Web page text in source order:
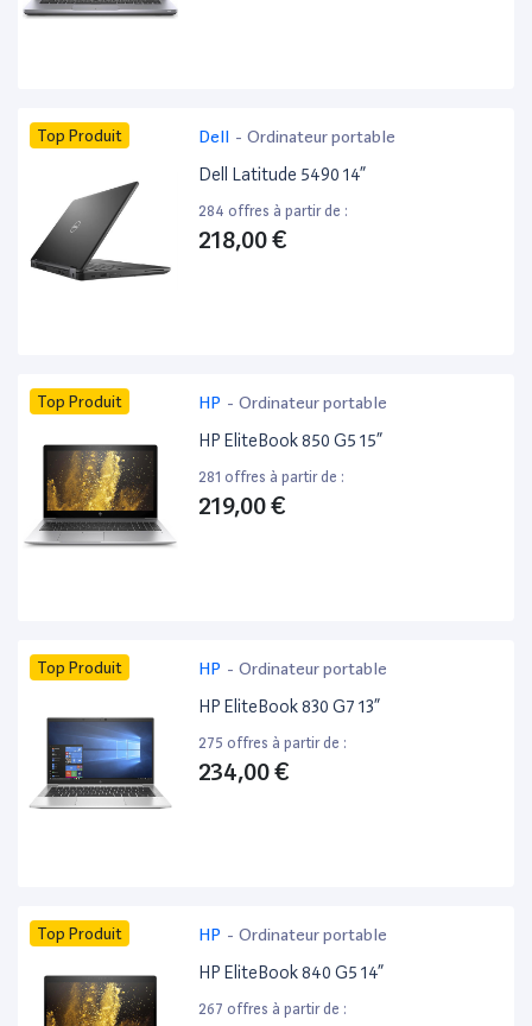
Top Produit Dell - Ordinateur portable
Dell Latitude 5490 14”
284 offres à partir de :
218,00 €
Top Produit HP - Ordinateur portable
HP EliteBook 850 G5 15”
281 offres à partir de :
219,00 €
Top Produit HP - Ordinateur portable
HP EliteBook 830 G7 13”
275 offres à partir de :
234,00 €
Top Produit HP - Ordinateur portable
HP EliteBook 840 G5 14”
267 offres à partir de :